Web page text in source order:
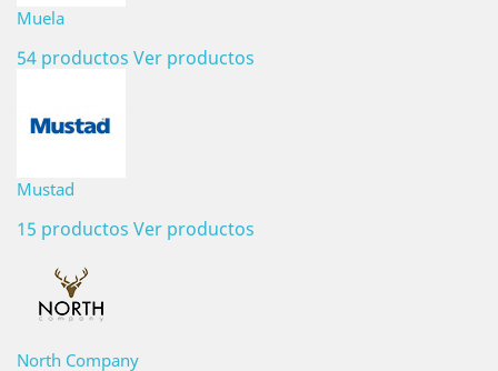
Muela
54 productos Ver productos
Mustad
15 productos Ver productos
North Company